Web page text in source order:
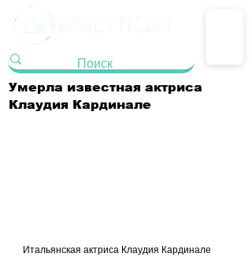
Умерла известная актриса
Клаудия Кардинале
Итальянская актриса Клаудия Кардинале